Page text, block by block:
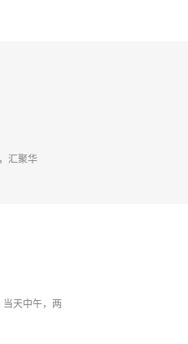
汇聚华
天中午，两